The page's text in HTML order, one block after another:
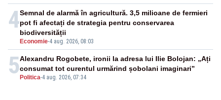
4
Economie-4 aug. 2026, 08:03
Semnal de alarmă în agricultură. 3,5 milioane de fermieri
pot fi afectați de strategia pentru conservarea
biodiversității
5 Politica-4 aug. 2026, 07:34
Alexandru Rogobete, ironii la adresa lui Ilie Bolojan: „Ați
consumat tot curentul urmărind șobolani imaginari”